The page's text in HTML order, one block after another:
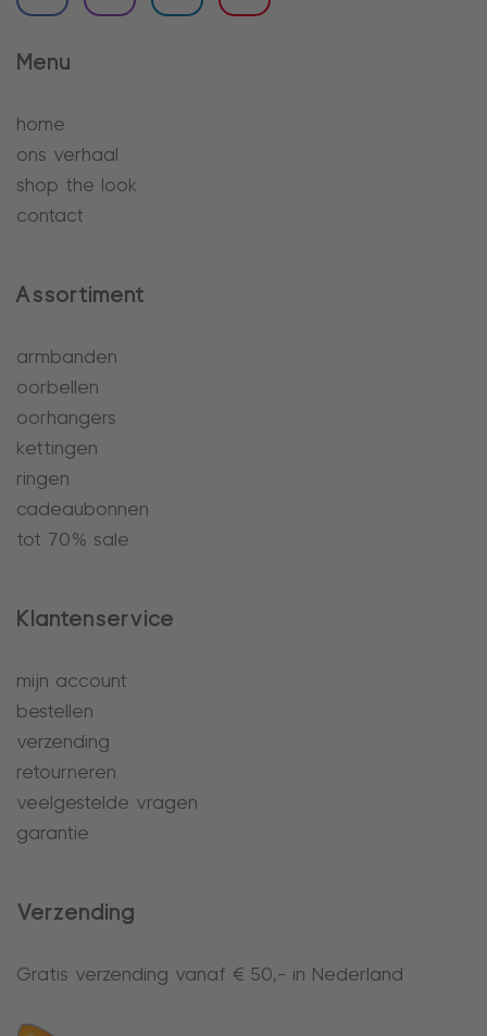
Menu
home
ons verhaal
shop the look
contact
Assortiment
armbanden
oorbellen
oorhangers
kettingen
ringen
cadeaubonnen
tot 70% sale
Klantenservice
mijn account
bestellen
verzending
retourneren
veelgestelde vragen
garantie
Verzending
Gratis verzending vanaf € 50,- in Nederland